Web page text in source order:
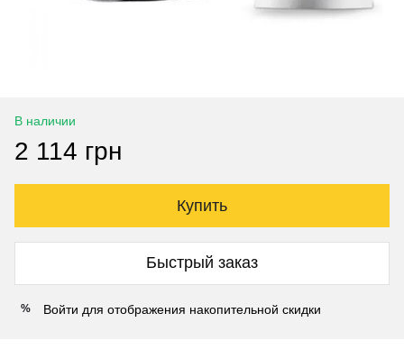
В наличии
2 114 грн
Купить
Быстрый заказ
% Войти для отображения накопительной скидки